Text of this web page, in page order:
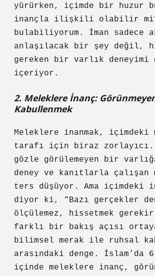
yürürken, içimde bir huzur
inançla ilişkili olabilir
bulabiliyorum. İman sadece
anlaşılacak bir şey değil,
gereken bir varlık deneyimi
içeriyor.
2. Meleklere İnanç:
Kabullenmek
Meleklere inanmak, içimdeki
tarafı için biraz zorlayıcı.
gözle görülemeyen bir
deney ve kanıtlarla çalışan
ters düşüyor. Ama içimdeki
diyor ki, “Bazı gerçekler
ölçülemez, hissetmek
farklı bir bakış açısı
bilimsel merak ile ruhsal
arasındaki denge. İslam’da
içinde meleklere inanç,